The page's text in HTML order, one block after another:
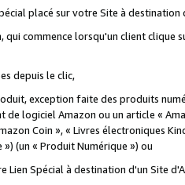
placé sur votre Site à destination
qui commence lorsqu'un client
depuis le clic,
exception faite des produits
logiciel Amazon ou un article «
Coin », « Livres électroniques
(un « Produit Numérique ») ou
Spécial à destination d'un Site